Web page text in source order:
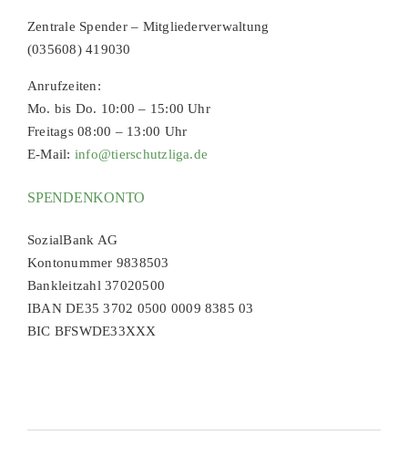
Zentrale Spender – Mitgliederverwaltung
(035608) 419030
Anrufzeiten:
Mo. bis Do. 10:00 – 15:00 Uhr
Freitags 08:00 – 13:00 Uhr
E-Mail: info@tierschutzliga.de
SPENDENKONTO
SozialBank AG
Kontonummer 9838503
Bankleitzahl 37020500
IBAN DE35 3702 0500 0009 8385 03
BIC BFSWDE33XXX